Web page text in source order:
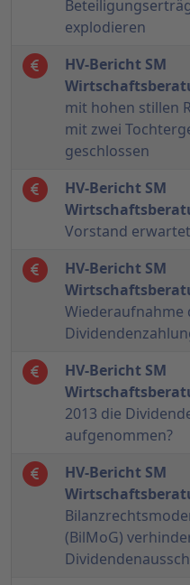
explodieren
HV-Bericht SM
mit hohen stillen
mit zwei
geschlossen
HV-Bericht SM
Vorstand
HV-Bericht SM
Wiederaufnahme
HV-Bericht SM
2013 die
aufgenommen?
HV-Bericht SM
(BilMoG)